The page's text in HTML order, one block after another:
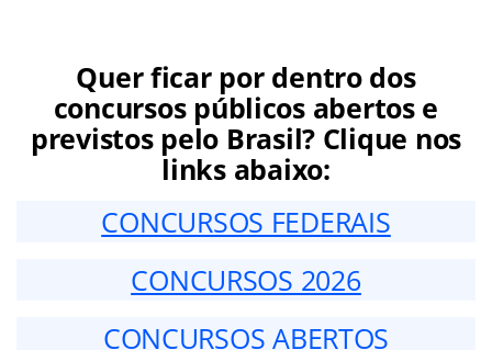
Quer ficar por dentro dos
concursos públicos abertos e
previstos pelo Brasil? Clique nos
links abaixo:
CONCURSOS FEDERAIS
CONCURSOS 2026
CONCURSOS ABERTOS